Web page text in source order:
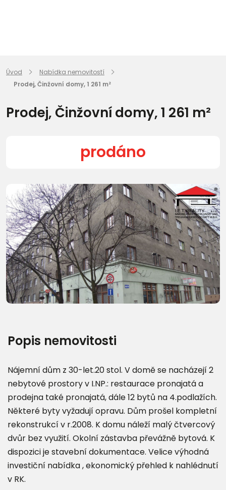
Úvod
Nabídka nemovitostí
Prodej, Činžovní domy, 1 261 m²
Prodej, Činžovní domy, 1 261 m²
prodáno
Další fotografie (9)
Popis nemovitosti
Nájemní dům z 30-let.20 stol. V domě se nacházejí 2
nebytové prostory v I.NP.: restaurace pronajatá a
prodejna také pronajatá, dále 12 bytů na 4.podlažích.
Některé byty vyžadují opravu. Dům prošel kompletní
rekonstrukcí v r.2008. K domu náleží malý čtvercový
dvůr bez využití. Okolní zástavba převážně bytová. K
dispozici je stavební dokumentace. Velice výhodná
investiční nabídka , ekonomický přehled k nahlédnutí
v RK.